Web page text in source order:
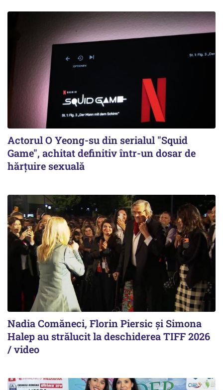
Actorul O Yeong-su din serialul "Squid
Game", achitat definitiv într-un dosar de
hărţuire sexuală
Nadia Comăneci, Florin Piersic și Simona
Halep au strălucit la deschiderea TIFF 2026
/ video